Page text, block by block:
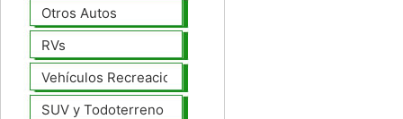
Otros Autos
RVs
Vehículos Recreacionales
SUV y Todoterreno